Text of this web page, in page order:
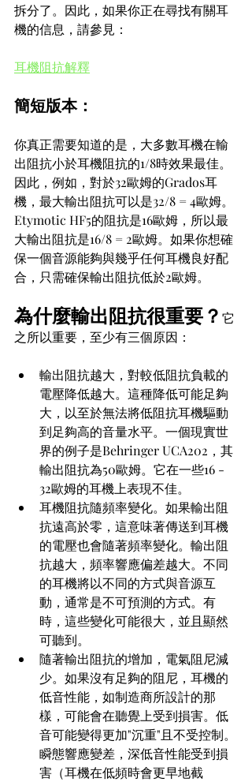
拆分了。因此，如果你正在尋找有關耳
機的信息，請參見：
耳機阻抗解釋
簡短版本：
你真正需要知道的是，大多數耳機在輸
出阻抗小於耳機阻抗的1/8時效果最佳。
因此，例如，對於32歐姆的Grados耳
機，最大輸出阻抗可以是32/8 = 4歐姆。
Etymotic HF5的阻抗是16歐姆，所以最
大輸出阻抗是16/8 = 2歐姆。如果你想確
保一個音源能夠與幾乎任何耳機良好配
合，只需確保輸出阻抗低於2歐姆。
為什麼輸出阻抗很重要？ 它
之所以重要，至少有三個原因：
輸出阻抗越大，對較低阻抗負載的
電壓降低越大。這種降低可能足夠
大，以至於無法將低阻抗耳機驅動
到足夠高的音量水平。一個現實世
界的例子是Behringer UCA202，其
輸出阻抗為50歐姆。它在一些16 -
32歐姆的耳機上表現不佳。
耳機阻抗隨頻率變化。如果輸出阻
抗遠高於零，這意味著傳送到耳機
的電壓也會隨著頻率變化。輸出阻
抗越大，頻率響應偏差越大。不同
的耳機將以不同的方式與音源互
動，通常是不可預測的方式。有
時，這些變化可能很大，並且顯然
可聽到。
隨著輸出阻抗的增加，電氣阻尼減
少。如果沒有足夠的阻尼，耳機的
低音性能，如制造商所設計的那
樣，可能會在聽覺上受到損害。低
音可能變得更加"沉重"且不受控制。
瞬態響應變差，深低音性能受到損
害（耳機在低頻時會更早地截